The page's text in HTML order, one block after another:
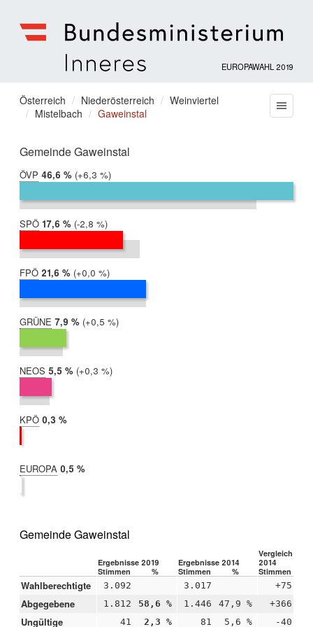
für
Inneres
EUROPAWAHL 2019
Sie
befinden
hier:
Österreich Niederösterreich
Weinviertel
Mistelbach
Gaweinstal
Gemeinde Gaweinstal
ÖVP 2019:
46,6 %
2014:
40,3 %
Differenz:
+6,3 %
SPÖ 2019:
17,6 %
2014:
20,4 %
Differenz:
-2,8 %
FPÖ 2019:
21,6 %
2014:
21,5 %
Differenz:
+0,0 %
GRÜNE 2019:
7,9 %
2014:
7,4 %
Differenz:
+0,5 %
NEOS 2019:
5,5 %
2014:
5,1 %
Differenz:
+0,3 %
KPÖ 2019:
0,3 %
EUROPA 2019:
0,5 %
Gemeinde Gaweinstal
Ergebnisse 2019 Ergebnisse 2014
Vergleich
2014
Stimmen
% Stimmen % Stimmen
Wahlberechtigte 3.092 3.017 +75
Abgegebene 1.812 58,6 % 1.446 47,9 % +366
Ungültige 41 2,3 % 81 5,6 % -40